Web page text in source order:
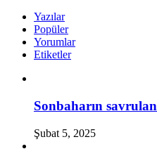
Yazılar
Popüler
Yorumlar
Etiketler
Sonbaharın
Şubat 5, 2025